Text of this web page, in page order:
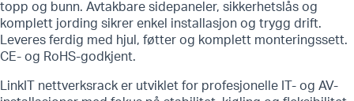
topp og bunn. Avtakbare sidepaneler, sikkerhetslås og
komplett jording sikrer enkel installasjon og trygg drift.
Leveres ferdig med hjul, føtter og komplett monteringssett.
CE- og RoHS-godkjent.
LinkIT nettverksrack er utviklet for profesjonelle IT- og AV-